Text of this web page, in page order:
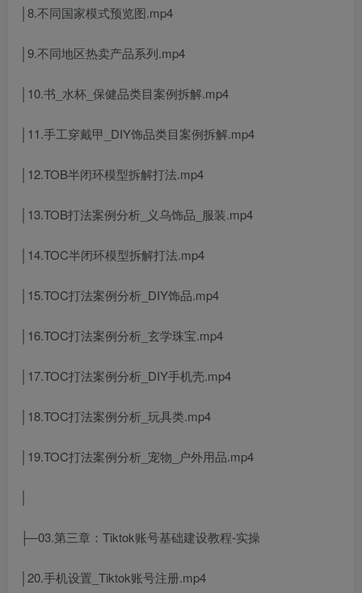
│8.不同国家模式预览图.mp4
│9.不同地区热卖产品系列.mp4
│10.书_水杯_保健品类目案例拆解.mp4
│11.手工穿戴甲_DIY饰品类目案例拆解.mp4
│12.TOB半闭环模型拆解打法.mp4
│13.TOB打法案例分析_义乌饰品_服装.mp4
│14.TOC半闭环模型拆解打法.mp4
│15.TOC打法案例分析_DIY饰品.mp4
│16.TOC打法案例分析_玄学珠宝.mp4
│17.TOC打法案例分析_DIY手机壳.mp4
│18.TOC打法案例分析_玩具类.mp4
│19.TOC打法案例分析_宠物_户外用品.mp4
├─03.第三章：Tiktok账号基础建设教程-实操
│20.手机设置_Tiktok账号注册.mp4